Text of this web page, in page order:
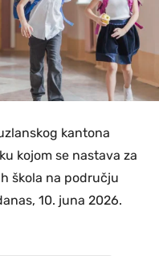
kantona
kojom se nastava za
škola na području
10. juna 2026.